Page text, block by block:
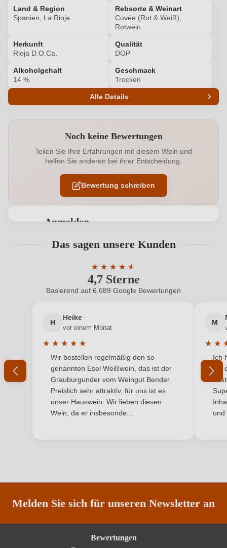
Land & Region
Spanien, La Rioja
Rebsorte & Weinart
Cuvée (Rot & Weiß),
Rotwein
Herkunft
Rioja D.O.Ca.
Qualität
DOP
Alkoholgehalt
14 %
Geschmack
Trocken
Alle Details
Alkoholgehalt in % 14 %
Allergene Enthält Sulfite
Cuvée-Rebsorten Tempranillo, Garnacha Tinta, Macabeo
Bodega 75 W&G, S.L. (Bodega Teodoro Ruiz Monge),
Carrer las Orquideas 4, Local 11, 03189 Orihuela
0,75 L
Spanien
Passt zu Antipasti, Reisgerichte, Rotes Fleisch
DOP
Cuvée (Rot & Weiß)
Noch keine Bewertungen
Teilen Sie Ihre Erfahrungen mit diesem Wein und
helfen Sie anderen bei ihrer Entscheidung.
Bewertung schreiben
Anmelden
Benutzern abgegeben werden. Bitte loggen Sie sich
Neuer Kunde? Neuer Kunde?
Ihre E-Mail-Adresse
Ihr Passwort
Ich habe mein Passwort vergessen
Das sagen unsere Kunden
4,7 Sterne
★ ★ ★ ★ ★
★
Durchschnittliche Bewertung von 4.7
Basierend auf 6.689 Google Bewertungen
H
Heike
vor einem Monat
★ ★ ★ ★ ★
Durchschnittliche Bewertung von 5 von 5 Sternen
Wir bestellen regelmäßig den so
genannten Esel Weißwein, das ist der
Grauburgunder vom Weingut Bender.
Preislich sehr attraktiv, für uns ist es
unser Hauswein. Wir lieben diesen
Wein, da er insbesonde...
M
★ ★
Ich
mit
und
Melden Sie sich für unseren Newsletter an
Bewertungen